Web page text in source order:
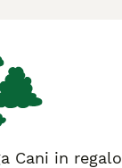
razza di cane.
Cani in